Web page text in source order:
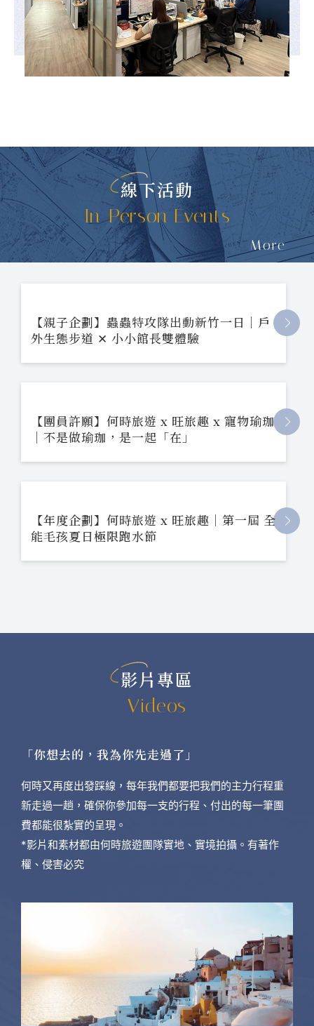
線下活動
In-Person Events
More
【親子企劃】蟲蟲特攻隊出動新竹一日｜戶
外生態步道 ✕ 小小館長雙體驗
【團員許願】何時旅遊 x 旺旅趣 x 寵物瑜珈
｜不是做瑜珈，是一起「在」
【年度企劃】何時旅遊 x 旺旅趣｜第一屆 全
能毛孩夏日極限跑水節
影片專區
Videos
「你想去的，我為你先走過了」
何時又再度出發踩線，每年我們都要把我們的主力行程重
新走過一趟，確保你參加每一支的行程、付出的每一筆團
費都能很紮實的呈現。
*影片和素材都由何時旅遊團隊實地、實境拍攝。有著作
權、侵害必究